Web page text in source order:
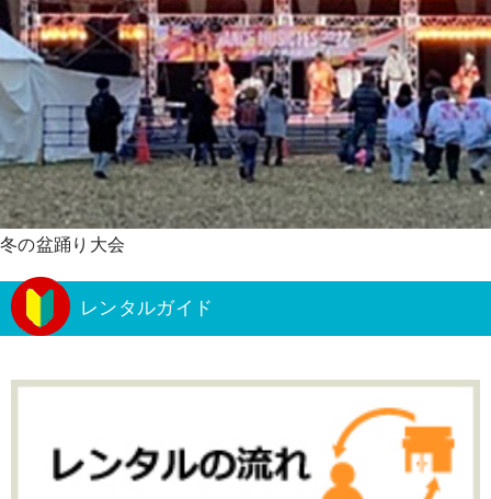
冬の盆踊り大会
レンタルガイド